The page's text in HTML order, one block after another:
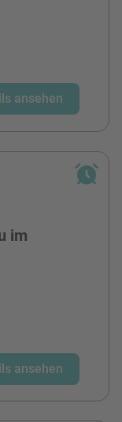
ansehen
im
ansehen